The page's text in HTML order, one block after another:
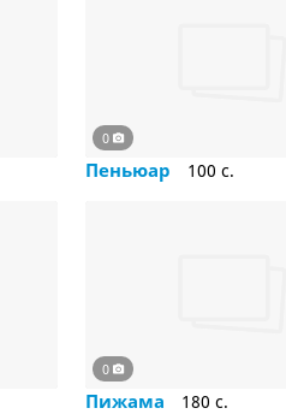
0
Пеньюар 100 c.
0
Пижама 180 c.